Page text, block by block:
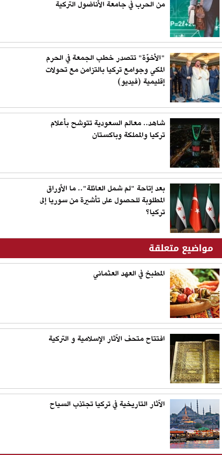
من الحرب في جامعة الأناضول التركية
"الأخوّة" تتصدر خطب الجمعة في الحرم
المكي وجوامع تركيا بالتزامن مع تحولات
إقليمية (فيديو)
شاهد.. معالم السعودية تتوشح بأعلام
تركيا والمملكة وباكستان
بعد إتاحة "لم شمل العائلة".. ما الأوراق
المطلوبة للحصول على تأشيرة من سوريا إلى
تركيا؟
مواضيع متعلقة
المطبخ في العهد العثماني
افتتاح متحف الآثار الإسلامية و التركية
الآثار التاريخية في تركيا تجتذب السياح